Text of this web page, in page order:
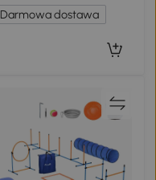
Darmowa dostawa